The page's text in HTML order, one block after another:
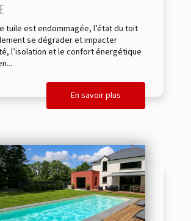
tuile est endommagée, l’état du toit
se dégrader et impacter
l’isolation et le confort énergétique
En savoir plus